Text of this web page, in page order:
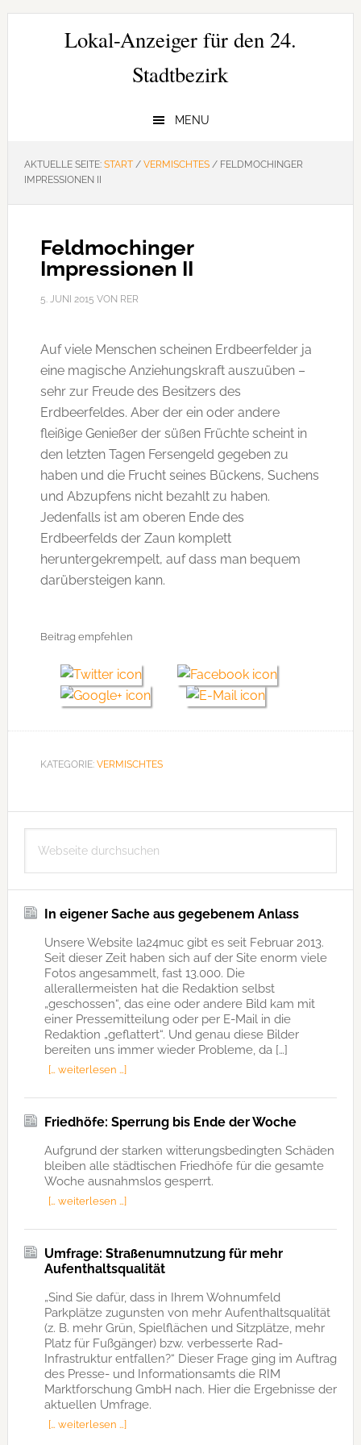
Zur
Hauptnavigation
Zum
Zur
SeitenspalteLokal-Anzeiger für den 24.
Stadtbezirk
MENU
AKTUELLE SEITE: START / VERMISCHTES /FELDMOCHINGER
IMPRESSIONEN II
Feldmochinger
Impressionen II
5. JUNI 2015 VON RER
Auf viele Menschen scheinen Erdbeerfelder ja
eine magische Anziehungskraft auszuüben –
sehr zur Freude des Besitzers des
Erdbeerfeldes. Aber der ein oder andere
fleißige Genießer der süßen Früchte scheint in
den letzten Tagen Fersengeld gegeben zu
haben und die Frucht seines Bückens, Suchens
und Abzupfens nicht bezahlt zu haben.
Jedenfalls ist am oberen Ende des
Erdbeerfelds der Zaun komplett
heruntergekrempelt, auf dass man bequem
darübersteigen kann.
Beitrag empfehlen
KATEGORIE: VERMISCHTES
Seitenspalte
durchsuchen
In eigener Sache aus gegebenem Anlass
Unsere Website la24muc gibt es seit Februar 2013.
Seit dieser Zeit haben sich auf der Site enorm viele
Fotos angesammelt, fast 13.000. Die
allerallermeisten hat die Redaktion selbst
„geschossen“, das eine oder andere Bild kam mit
einer Pressemitteilung oder per E-Mail in die
Redaktion „geflattert“. Und genau diese Bilder
bereiten uns immer wieder Probleme, da […]
[… weiterlesen …]
Friedhöfe: Sperrung bis Ende der Woche
Aufgrund der starken witterungsbedingten Schäden
bleiben alle städtischen Friedhöfe für die gesamte
Woche ausnahmslos gesperrt.
[… weiterlesen …]
Umfrage: Straßenumnutzung für mehr
Aufenthaltsqualität
„Sind Sie dafür, dass in Ihrem Wohnumfeld
Parkplätze zugunsten von mehr Aufenthaltsqualität
(z. B. mehr Grün, Spielflächen und Sitzplätze, mehr
Platz für Fußgänger) bzw. verbesserte Rad-
Infrastruktur entfallen?“ Dieser Frage ging im Auftrag
des Presse- und Informationsamts die RIM
Marktforschung GmbH nach. Hier die Ergebnisse der
aktuellen Umfrage.
[… weiterlesen …]